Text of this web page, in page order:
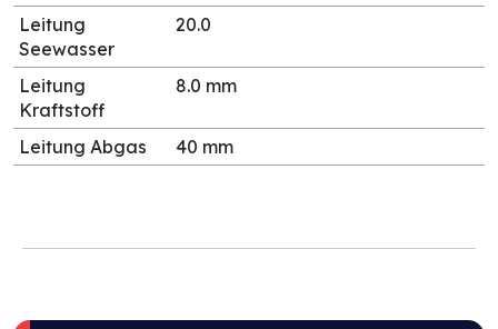
Leitung
Seewasser
20.0
Leitung
Kraftstoff
8.0 mm
Leitung Abgas 40 mm